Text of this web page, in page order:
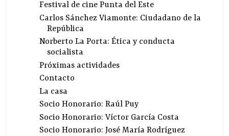
Festival de cine Punta del Este
Carlos Sánchez Viamonte: Ciudadano de la
República
Norberto La Porta: Ética y conducta
socialista
Próximas actividades
Contacto
La casa
Socio Honorario: Raúl Puy
Socio Honorario: Víctor García Costa
Socio Honorario: José María Rodríguez